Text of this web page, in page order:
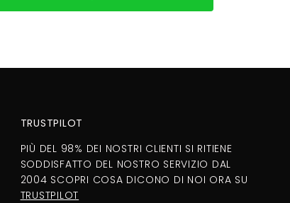
TRUSTPILOT
PIÙ DEL 98% DEI NOSTRI CLIENTI SI RITIENE
SODDISFATTO DEL NOSTRO SERVIZIO DAL
2004 SCOPRI COSA DICONO DI NOI ORA SU
TRUSTPILOT